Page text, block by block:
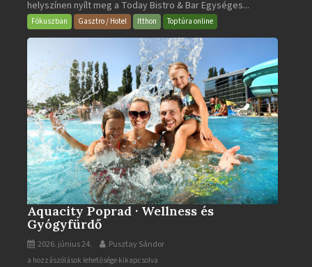
&
Bar
bejegyzéshez
helyszínen nyílt meg a Today Bistro & Bar Egységes...
Fókuszban Gasztro / Hotel Itthon Toptúra online
Aquacity Poprad · Wellness és
Gyógyfürdő
2026. június 24. Pusztay Sándor
Aquacity
a hozzászólások lehetősége kikapcsolva